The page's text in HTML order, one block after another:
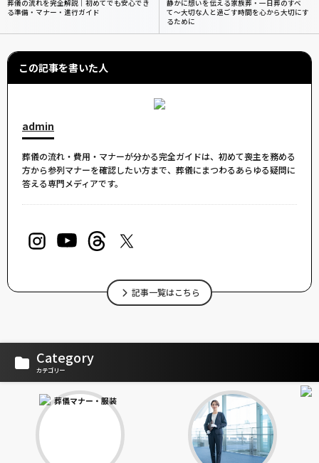
葬儀の流れを完全解説｜初めてでも安心でき
る準備・マナー・進行ガイド
静かに想いを伝える家族葬・一日葬のすべ
て〜大切な人と過ごす時間を心から大切にす
るために
この記事を書いた人
admin
葬儀の流れ・費用・マナーが分かる完全ガイドは、初めて喪主を務める
方から参列マナーを確認したい方まで、葬儀にまつわるあらゆる疑問に
答える専門メディアです。
記事一覧はこちら
Category
カテゴリー